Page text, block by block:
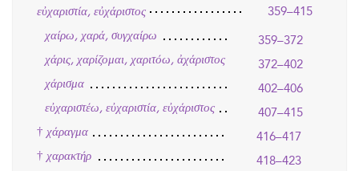
εὐχαριστία, εὐχάριστος
359–415
χαίρω, χαρά, συγχαίρω
359–372
χάρις, χαρίζομαι, χαριτόω, ἀχάριστος
372–402
χάρισμα
402–406
εὐχαριστέω, εὐχαριστία, εὐχάριστος
407–415
† χάραγμα
416–417
† χαρακτήρ
418–423